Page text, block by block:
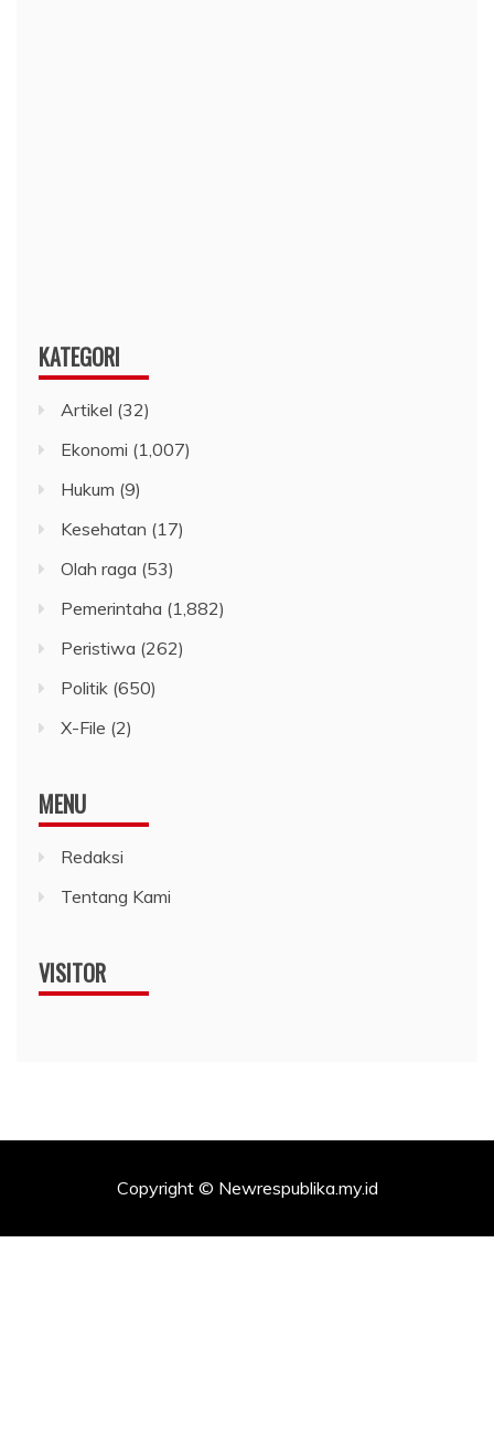
KATEGORI
Artikel (32)
Ekonomi (1,007)
Hukum (9)
Kesehatan (17)
Olah raga (53)
Pemerintaha (1,882)
Peristiwa (262)
Politik (650)
X-File (2)
MENU
Redaksi
Tentang Kami
VISITOR
Copyright © Newrespublika.my.id